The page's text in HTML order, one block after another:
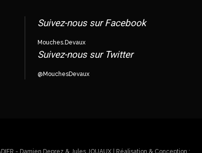
Suivez-nous sur Facebook
Mouches.Devaux
Suivez-nous sur Twitter
@MouchesDevaux
- Damien Deprez & Jules JOUAUX | Réalisation & Conception :